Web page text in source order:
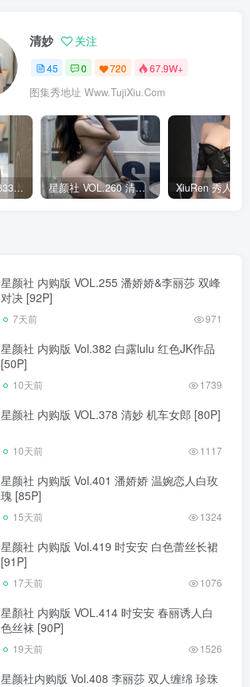
清妙 关注
45 0 720 67.9W+
图集秀地址 Www.TujiXiu.Com
XiuRen 秀人 No.8336 清妙 [93P] 星颜社 VOL.260 清妙 [81P]
星颜社 内购版 VOL.255 潘娇娇&李丽莎 双峰
对决 [92P]
7天前 971
星颜社 内购版 Vol.382 白露lulu 红色JK作品
[50P]
10天前 1739
星颜社 内购版 VOL.378 清妙 机车女郎 [80P]
10天前 1117
星颜社 内购版 Vol.401 潘娇娇 温婉恋人白玫
瑰 [85P]
15天前 1324
星颜社 内购版 Vol.419 时安安 白色蕾丝长裙
[91P]
17天前 1076
星顏社 内购版 VOL.414 时安安 春丽诱人白
色丝袜 [90P]
19天前 1526
星颜社内购版 Vol.408 李丽莎 双人缠绵 珍珠